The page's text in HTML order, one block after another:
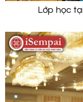
Lớp học